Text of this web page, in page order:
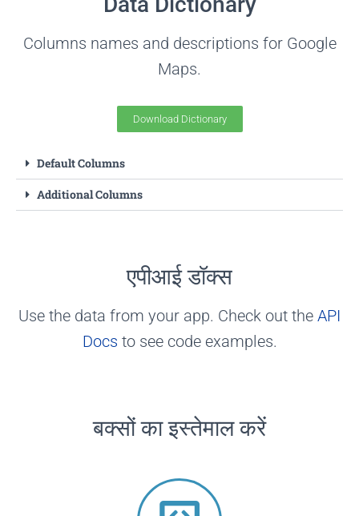
Enrich places data with email
contacts, and more.
Columns names and descriptions for Google
Maps.
Download Dictionary
Default Columns
Additional Columns
एपीआई डॉक्स
Use the data from your app. Check out the API
Docs to see code examples.
बक्सों का इस्तेमाल करें